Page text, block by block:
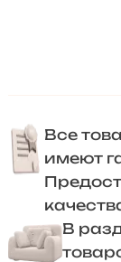
Все
имеют
В